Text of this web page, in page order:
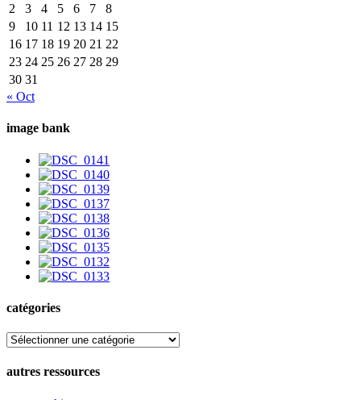
2
3 4 5 6 7
8
9
10 11 12 13 14 15
16 17 18 19 20 21 22
23 24 25 26 27 28 29
30 31
« Oct
image bank
catégories
catégories
autres ressources